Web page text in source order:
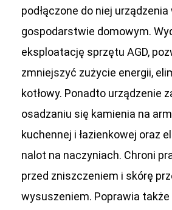
podłączone do niej urządzenia
gospodarstwie domowym.
eksploatację sprzętu AGD,
zmniejszyć zużycie energii,
kotłowy. Ponadto urządzenie
osadzaniu się kamienia na
kuchennej i łazienkowej oraz
nalot na naczyniach. Chroni
przed zniszczeniem i skórę
wysuszeniem. Poprawia